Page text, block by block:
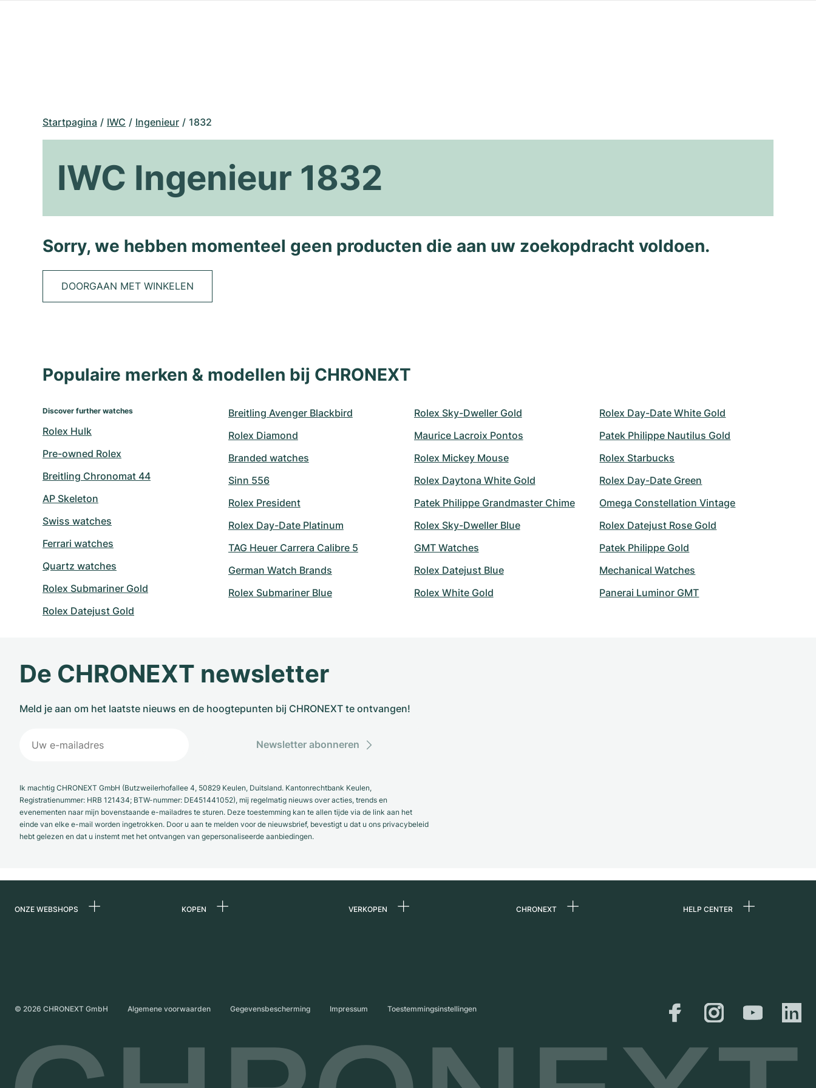
Startpagina IWC Ingenieur 1832
IWC Ingenieur 1832
Sorry, we hebben momenteel geen producten die aan uw zoekopdracht voldoen.
DOORGAAN MET WINKELEN
Populaire merken & modellen bij CHRONEXT
Discover further watches
Rolex Hulk
Pre-owned Rolex
Breitling Chronomat 44
AP Skeleton
Swiss watches
Ferrari watches
Quartz watches
Rolex Submariner Gold
Rolex Datejust Gold
Breitling Avenger Blackbird
Rolex Diamond
Branded watches
Sinn 556
Rolex President
Rolex Day-Date Platinum
TAG Heuer Carrera Calibre 5
German Watch Brands
Rolex Submariner Blue
Rolex Sky-Dweller Gold
Maurice Lacroix Pontos
Rolex Mickey Mouse
Rolex Daytona White Gold
Patek Philippe Grandmaster Chime
Rolex Sky-Dweller Blue
GMT Watches
Rolex Datejust Blue
Rolex White Gold
Rolex Day-Date White Gold
Patek Philippe Nautilus Gold
Rolex Starbucks
Rolex Day-Date Green
Omega Constellation Vintage
Rolex Datejust Rose Gold
Patek Philippe Gold
Mechanical Watches
Panerai Luminor GMT
De CHRONEXT newsletter
Meld je aan om het laatste nieuws en de hoogtepunten bij CHRONEXT te ontvangen!
Newsletter abonneren
Ik machtig CHRONEXT GmbH (Butzweilerhofallee 4, 50829 Keulen, Duitsland. Kantonrechtbank Keulen,
Registratienummer: HRB 121434; BTW-nummer: DE451441052), mij regelmatig nieuws over acties, trends en
evenementen naar mijn bovenstaande e-mailadres te sturen. Deze toestemming kan te allen tijde via de link aan het
einde van elke e-mail worden ingetrokken. Door u aan te melden voor de nieuwsbrief, bevestigt u dat u ons privacybeleid
hebt gelezen en dat u instemt met het ontvangen van gepersonaliseerde aanbiedingen.
ONZE WEBSHOPS
Verenigd Koninkrijk
KOPEN VERKOPEN CHRONEXT HELP CENTER
Verzending &
Maattabel
© 2026 CHRONEXT GmbH Algemene voorwaarden Gegevensbescherming Impressum Toestemmingsinstellingen